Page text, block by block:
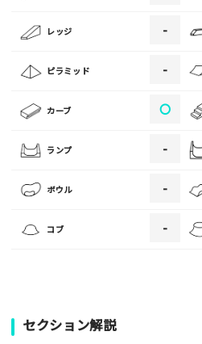
[text photo3alt placeholder "写
ご注意事項
・人物の顔が写っている場合はモ
・画像の規定サイズは横幅640px以
レッジ -
ピラミッド -
カーブ 〇
ランプ -
ボウル -
コブ -
セクション解説